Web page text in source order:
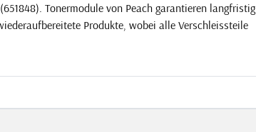
Tonermodule von Peach garantieren langfristig
Produkte, wobei alle Verschleissteile